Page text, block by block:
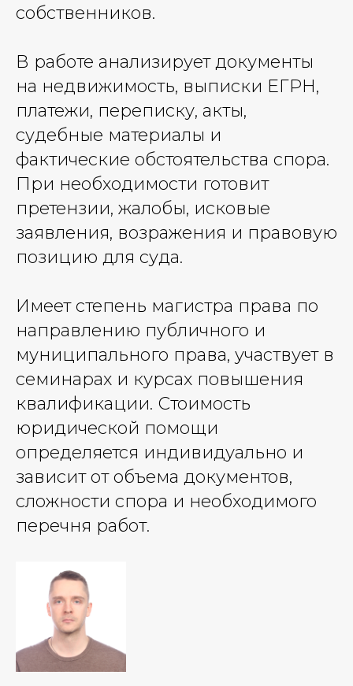
собственников.
В работе анализирует документы
на недвижимость, выписки ЕГРН,
платежи, переписку, акты,
судебные материалы и
фактические обстоятельства спора.
При необходимости готовит
претензии, жалобы, исковые
заявления, возражения и правовую
позицию для суда.
Имеет степень магистра права по
направлению публичного и
муниципального права, участвует в
семинарах и курсах повышения
квалификации. Стоимость
юридической помощи
определяется индивидуально и
зависит от объема документов,
сложности спора и необходимого
перечня работ.